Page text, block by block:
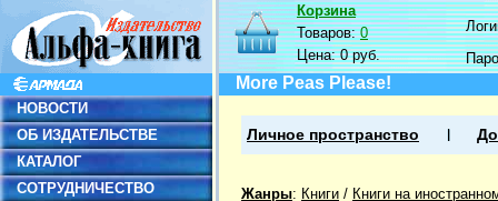
НОВОСТИ
ОБ ИЗДАТЕЛЬСТВЕ
КАТАЛОГ
СОТРУДНИЧЕСТВО
Корзина
Товаров:0
Цена:0 руб.
More Peas Please!
Личное пространство
Жанры: Книги / Книги на